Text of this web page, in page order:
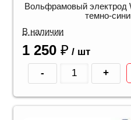
Вольфрамовый электрод
темно-
В наличии
1 250 ₽ / шт
- +